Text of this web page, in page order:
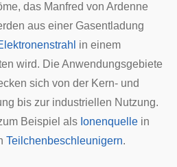
das Manfred von Ardenne
aus einer Gasentladung
in einem
wird. Die Anwendungsgebiete
sich von der Kern- und
bis zur industriellen Nutzung.
Beispiel als Ionenquelle in
Teilchenbeschleunigern.